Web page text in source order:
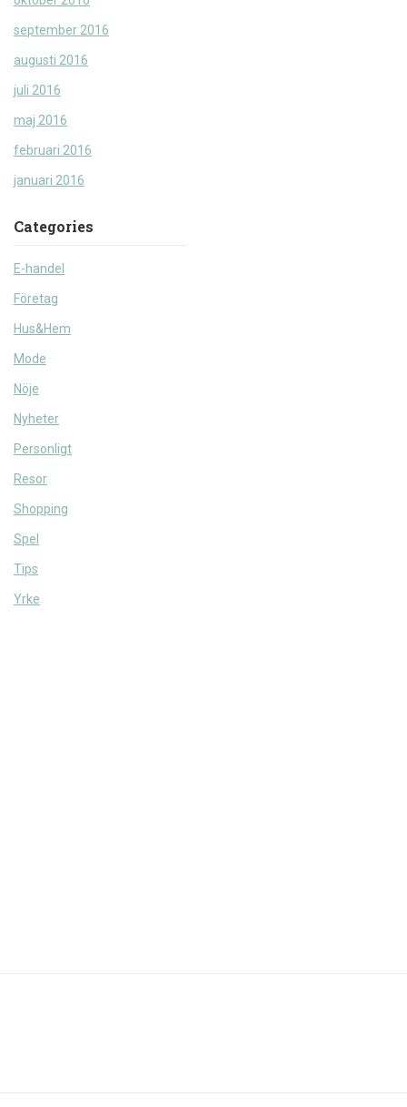
september 2016
augusti 2016
juli 2016
maj 2016
februari 2016
januari 2016
Categories
E-handel
Företag
Hus&Hem
Mode
Nöje
Nyheter
Personligt
Resor
Shopping
Spel
Tips
Yrke